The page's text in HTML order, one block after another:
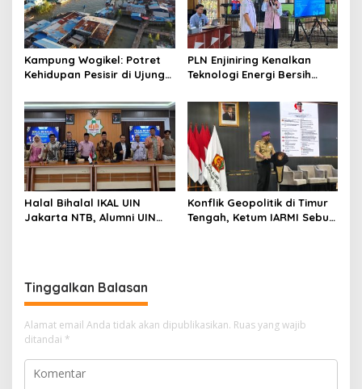
Kampung Wogikel: Potret
Kehidupan Pesisir di Ujung
Bertahan di Tengah
Keterbatasan
PLN Enjiniring Kenalkan
Teknologi Energi Bersih
Halal Bihalal IKAL UIN
Jakarta NTB, Alumni UIN
Konflik Geopolitik di Timur
Tengah, Ketum IARMI Sebut
Tinggalkan Balasan
Alamat email Anda tidak akan dipublikasikan. Ruas yang wajib
ditandai *